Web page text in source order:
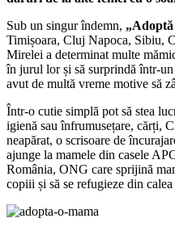
Sub un singur îndemn,
Timișoara, Cluj Napoca, Sibiu,
Mirelei a determinat multe
în jurul lor și să surprindă într-
avut de multă vreme motive să
Într-o cutie simplă pot să stea
igienă sau înfrumusețare, cărți,
neapărat, o scrisoare de
ajunge la mamele din casele
România, ONG care sprijină
copiii și să se refugieze din